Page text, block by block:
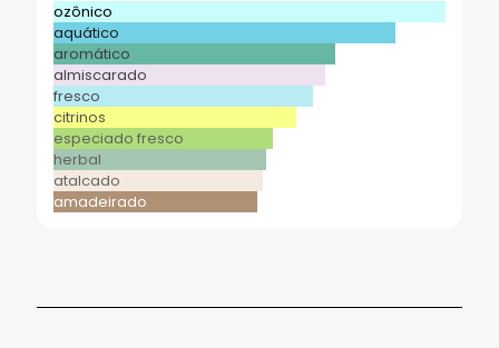
ozônico
aquático
aromático
almiscarado
fresco
citrinos
especiado fresco
herbal
atalcado
amadeirado